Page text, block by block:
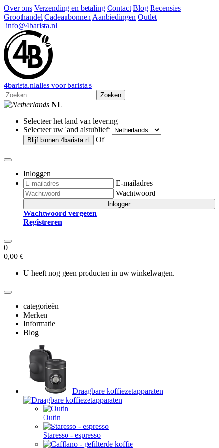
Over ons Verzending en betaling Contact Blog Recensies
Groothandel Cadeaubonnen Aanbiedingen Outlet
info@4barista.nl
4barista.nlalles voor barista's
Zoeken
NL
Selecteer het land van levering
Selecteer uw land alstublieft
Blijf binnen 4barista.nl Of
Inloggen
E-mailadres
Wachtwoord
Inloggen
Wachtwoord vergeten
Registreren
0
0,00 €
U heeft nog geen producten in uw winkelwagen.
categorieën
Merken
Informatie
Blog
Draagbare koffiezetapparaten
Outin
Staresso - espresso